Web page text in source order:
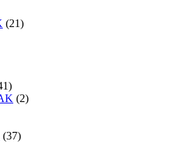
(21)
(2)
(37)